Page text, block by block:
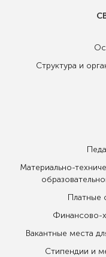
Структура и
Материально-
Платные
Финансово-
Вакантные места
Стипендии и